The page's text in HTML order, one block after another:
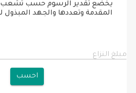
يخضع تقدير الرسوم حسب تشعب
المقدمة وتعددها والجهد المبذول
مبلغ النزاع
احسب